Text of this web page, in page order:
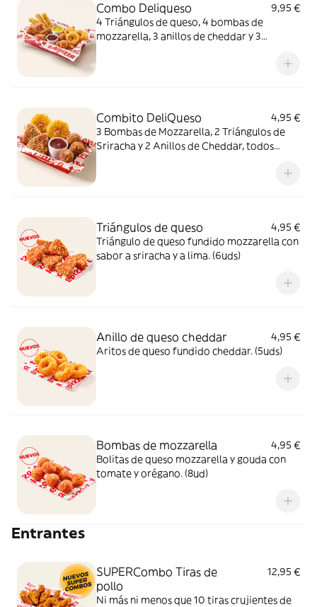
Combo Deliqueso
9,95 €
4 Triángulos de queso, 4 bombas de
mozzarella, 3 anillos de cheddar y 3
Combito DeliQueso
4,95 €
3 Bombas de Mozzarella, 2 Triángulos de
Sriracha y 2 Anillos de Cheddar, todos
Triángulos de queso
4,95 €
Triángulo de queso fundido mozzarella con
sabor a sriracha y a lima. (6uds)
Anillo de queso cheddar
4,95 €
Aritos de queso fundido cheddar. (5uds)
Bombas de mozzarella
4,95 €
Bolitas de queso mozzarella y gouda con
tomate y orégano. (8ud)
Entrantes
SUPERCombo Tiras de
pollo
12,95 €
Ni más ni menos que 10 tiras crujientes de